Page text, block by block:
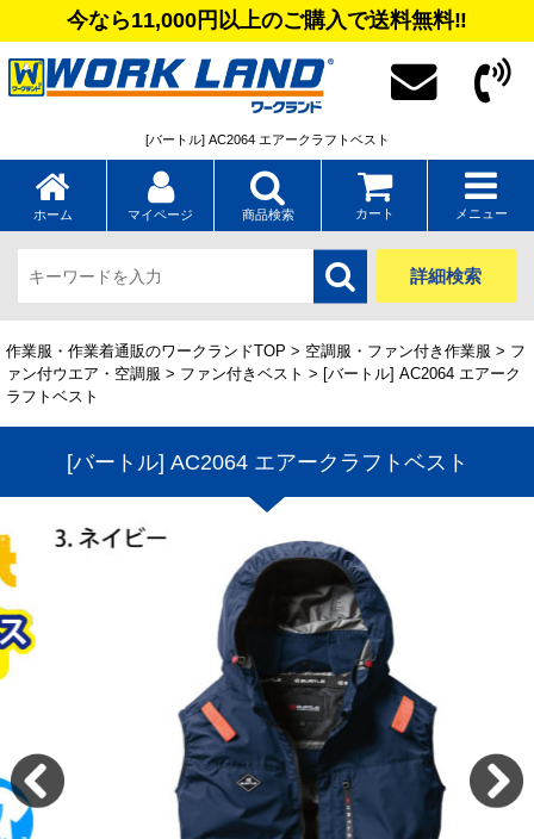
今なら11,000円以上のご購入で送料無料‼
[バートル] AC2064 エアークラフトベスト
ホーム マイページ 商品検索 カート メニュー
詳細検索
作業服・作業着通販のワークランドTOP > 空調服・ファン付き作業服 > フ
ァン付ウエア・空調服 > ファン付きベスト > [バートル] AC2064 エアーク
ラフトベスト
[バートル] AC2064 エアークラフトベスト